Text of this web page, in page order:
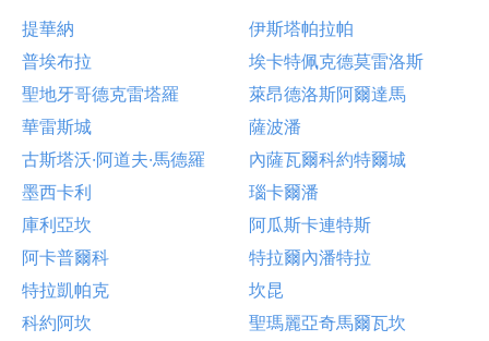
提華納
伊斯塔帕拉帕
普埃布拉
埃卡特佩克德莫雷洛斯
聖地牙哥德克雷塔羅
萊昂德洛斯阿爾達馬
華雷斯城
薩波潘
古斯塔沃·阿道夫·馬德羅
內薩瓦爾科約特爾城
墨西卡利
瑙卡爾潘
庫利亞坎
阿瓜斯卡連特斯
阿卡普爾科
特拉爾內潘特拉
特拉凱帕克
坎昆
科約阿坎
聖瑪麗亞奇馬爾瓦坎